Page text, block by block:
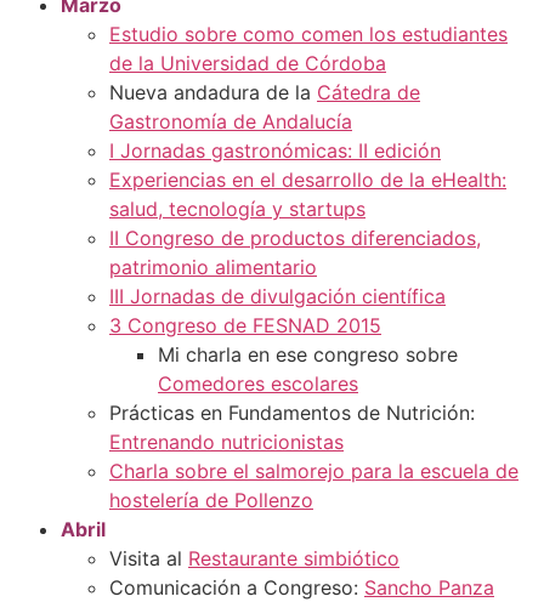
Estudio sobre como comen los estudiantes
de la Universidad de Córdoba
Nueva andadura de la Cátedra de
Gastronomía de Andalucía
I Jornadas gastronómicas: II edición
Experiencias en el desarrollo de la eHealth:
salud, tecnología y startups
II Congreso de productos diferenciados,
patrimonio alimentario
III Jornadas de divulgación científica
3 Congreso de FESNAD 2015
Mi charla en ese congreso sobre
Comedores escolares
Prácticas en Fundamentos de Nutrición:
Entrenando nutricionistas
Charla sobre el salmorejo para la escuela de
hostelería de Pollenzo
Abril
Visita al Restaurante simbiótico
Comunicación a Congreso: Sancho Panza